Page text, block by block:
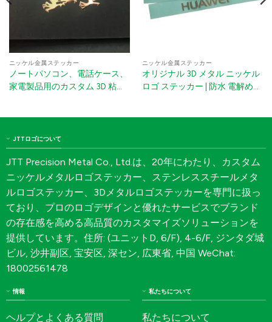
ニッケル金属ステッカー
ノートパソコン、電話ケース、
家電製品用のカスタム 3D 粘着
ニッケル金属ステッカー
オリジナル 3D メタル ニッケル
ロゴ ステッカー | 防水 電解めっ
JTTロゴについて
JTT Precision Metal Co., Ltd.は、20年にわたり、カスタム
ニッケルメタルロゴステッカー、ステンレススチールメタ
ルロゴステッカー、3Dメタルロゴステッカーを専門に扱っ
ており、プロのロゴデザインと優れたサービスでブランド
の存在感を高める高品質のカスタマイズソリューションを
提供しています。住所: (ユニットD, 6/F), 4-6/F, ジンタダ城
ビル, 沙井副区, 宝安区, 深セン, 広東省, 中国 WeChat:
18002561478
情報
ヘルプとよくある質問
私たちについて
私たちについて